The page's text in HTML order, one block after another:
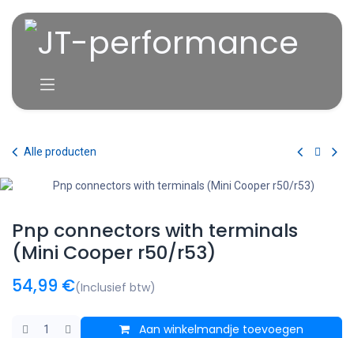
Alle producten
Pnp connectors with terminals
(Mini Cooper r50/r53)
54,99 €(Inclusief btw)
Aan winkelmandje toevoegen